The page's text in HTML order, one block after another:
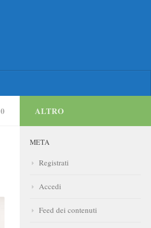
0 ALTRO
META
Registrati
Accedi
Feed dei contenuti